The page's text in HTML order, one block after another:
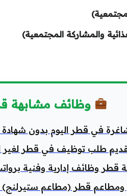
وظائف مشابهة
في قطر اليوم بدون شهادة –
طلب توظيف في قطر لغير
قطر وظائف إدارية وفنية
قطر (مطاعم ستيرلنج) للذكور